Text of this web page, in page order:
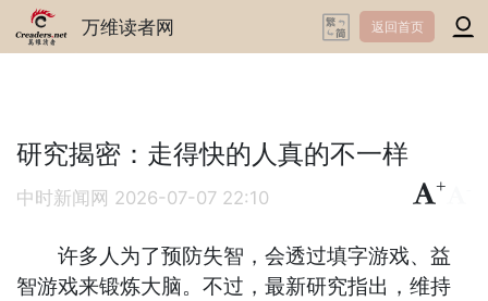
万维读者网 返回首页
研究揭密：走得快的人真的不一样
中时新闻网 2026-07-07 22:10
+
许多人为了预防失智，会透过填字游戏、益
智游戏来锻炼大脑。不过，最新研究指出，维持